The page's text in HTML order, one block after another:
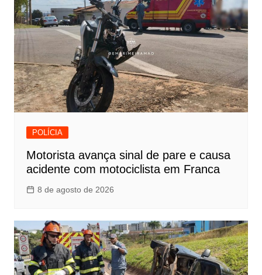
POLÍCIA
Motorista avança sinal de pare e causa
acidente com motociclista em Franca
8 de agosto de 2026